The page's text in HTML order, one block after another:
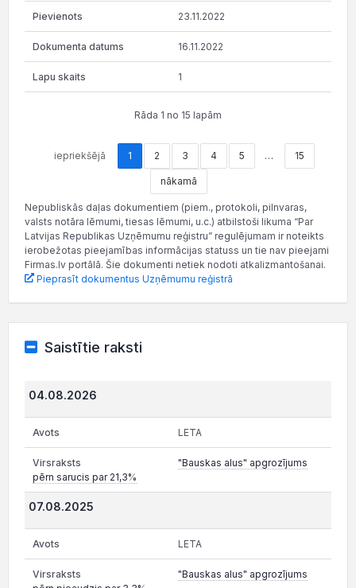
23.11.2022
16.11.2022
1
Rāda 1 no 15 lapām
iepriekšējā 1 2 3 4 5 … 15
nākamā
Nepubliskās daļas dokumentiem (piem., protokoli, pilnvaras,
valsts notāra lēmumi, tiesas lēmumi, u.c.) atbilstoši likuma “Par
Latvijas Republikas Uzņēmumu reģistru” regulējumam ir noteikts
ierobežotas pieejamības informācijas statuss un tie nav pieejami
Firmas.lv portālā. Šie dokumenti netiek nodoti atkalizmantošanai.
Pieprasīt dokumentus Uzņēmumu reģistrā
Saistītie raksti
04.08.2026
LETA
"Bauskas alus" apgrozījums
pērn sarucis par 21,3%
07.08.2025
LETA
"Bauskas alus" apgrozījums